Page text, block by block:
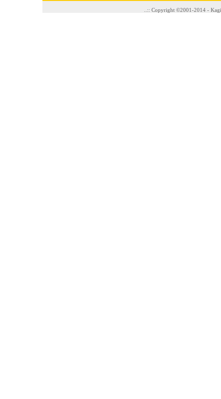
..:: Copyright ©2001-2014 -